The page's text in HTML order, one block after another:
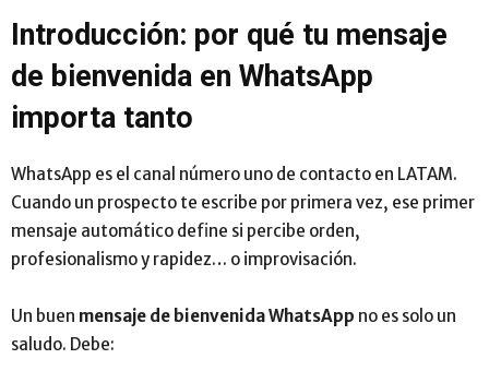
Introducción: por qué tu mensaje
de bienvenida en WhatsApp
importa tanto
WhatsApp es el canal número uno de contacto en LATAM.
Cuando un prospecto te escribe por primera vez, ese primer
mensaje automático define si percibe orden,
profesionalismo y rapidez… o improvisación.
Un buen mensaje de bienvenida WhatsApp no es solo un
saludo. Debe: